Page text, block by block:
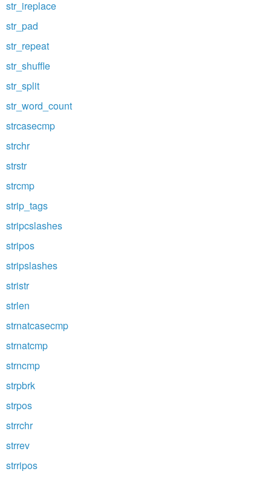
str_ireplace
str_pad
str_repeat
str_shuffle
str_split
str_word_count
strcasecmp
strchr
strstr
strcmp
strip_tags
stripcslashes
stripos
stripslashes
stristr
strlen
strnatcasecmp
strnatcmp
strncmp
strpbrk
strpos
strrchr
strrev
strripos